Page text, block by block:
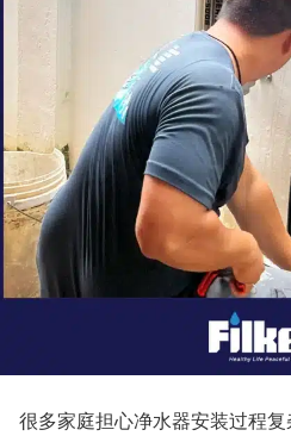
很多家庭担心净水器安装过程